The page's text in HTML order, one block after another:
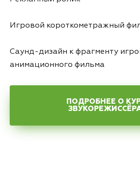
Игровой короткометражный
Саунд-дизайн к фрагменту
анимационного фильма
ПОДРОБНЕЕ О